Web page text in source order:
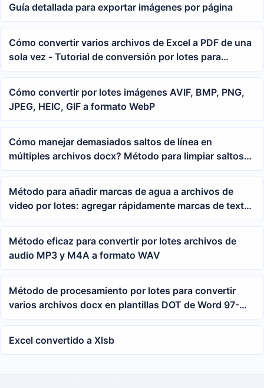
Guía detallada para exportar imágenes por página
Cómo convertir varios archivos de Excel a PDF de una
sola vez - Tutorial de conversión por lotes para
archivar y enviar hojas de cálculo
Cómo convertir por lotes imágenes AVIF, BMP, PNG,
JPEG, HEIC, GIF a formato WebP
Cómo manejar demasiados saltos de línea en
múltiples archivos docx? Método para limpiar saltos
de línea manuales en Word por lotes
Método para añadir marcas de agua a archivos de
video por lotes: agregar rápidamente marcas de texto
a múltiples videos MP4
Método eficaz para convertir por lotes archivos de
audio MP3 y M4A a formato WAV
Método de procesamiento por lotes para convertir
varios archivos docx en plantillas DOT de Word 97-
2003 con un solo clic
Excel convertido a Xlsb